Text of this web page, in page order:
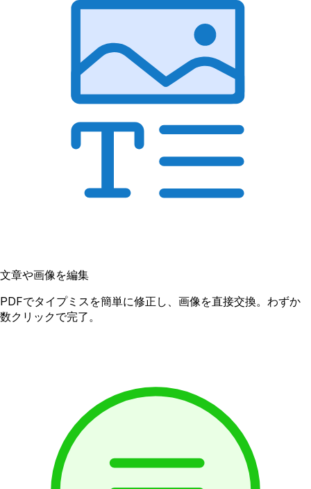
文章や画像を編集
PDFでタイプミスを簡単に修正し、画像を直接交換。わずか
数クリックで完了。